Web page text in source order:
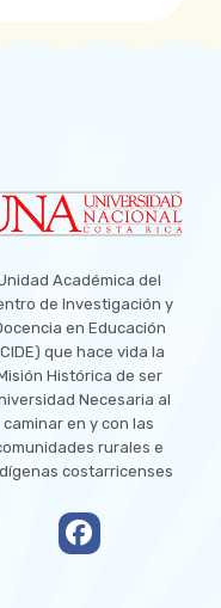
Académica del
de Investigación y
en Educación
que hace vida la
Histórica de ser
Necesaria al
caminar en y con las
rurales e
costarricenses
empty